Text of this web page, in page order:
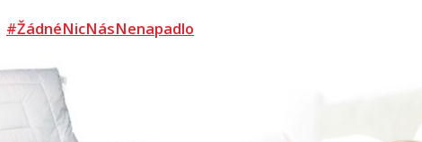
#ŽádnéNicNásNenapadlo